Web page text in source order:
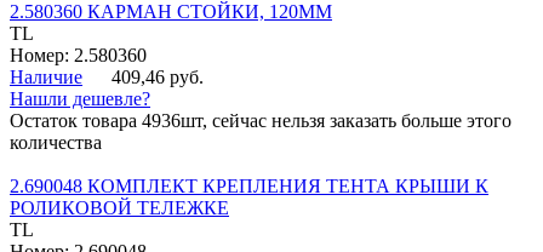
2.580360 КАРМАН СТОЙКИ, 120ММ
TL
Номер: 2.580360
Наличие
409,46 руб.
Нашли дешевле?
Остаток товара 4936шт, сейчас нельзя заказать больше этого
количества
2.690048 КОМПЛЕКТ КРЕПЛЕНИЯ ТЕНТА КРЫШИ К
РОЛИКОВОЙ ТЕЛЕЖКЕ
TL